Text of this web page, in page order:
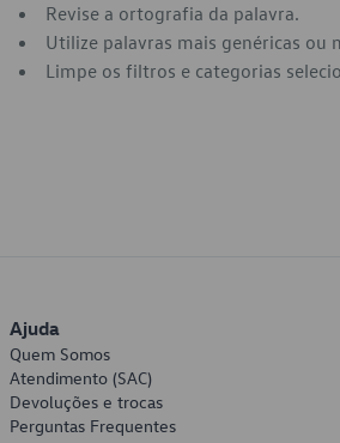
Revise a ortografia da palavra.
Utilize palavras mais genéricas ou
Limpe os filtros e categorias
Ajuda
Quem Somos
Atendimento (SAC)
Devoluções e trocas
Perguntas Frequentes